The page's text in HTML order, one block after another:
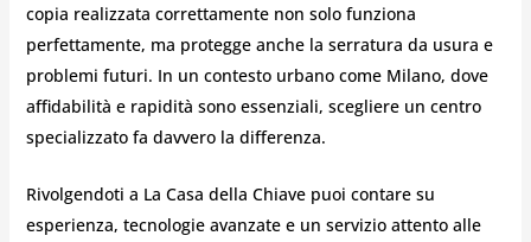
copia realizzata correttamente non solo funziona
perfettamente, ma protegge anche la serratura da usura e
problemi futuri. In un contesto urbano come Milano, dove
affidabilità e rapidità sono essenziali, scegliere un centro
specializzato fa davvero la differenza.
Rivolgendoti a La Casa della Chiave puoi contare su
esperienza, tecnologie avanzate e un servizio attento alle